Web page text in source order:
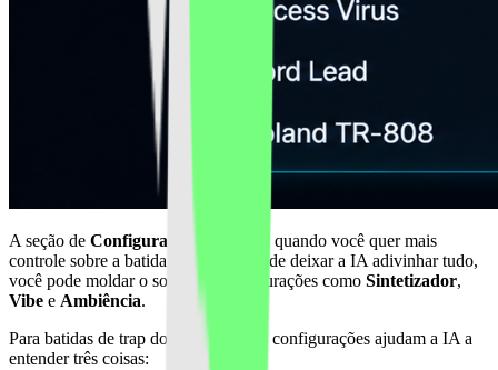
A seção de Configurações Pro
é útil quando você quer mais
controle sobre a batida final. Em vez de deixar a IA adivinhar tudo,
você pode moldar o som com configurações como Sintetizador,
Vibe e Ambiência.
Para batidas de trap do TikTok, essas configurações ajudam a IA a
entender três coisas: